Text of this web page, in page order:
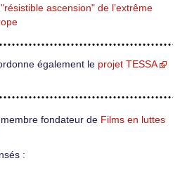
ascension" de l’extrême
également le projet TESSA
fondateur de Films en luttes
: